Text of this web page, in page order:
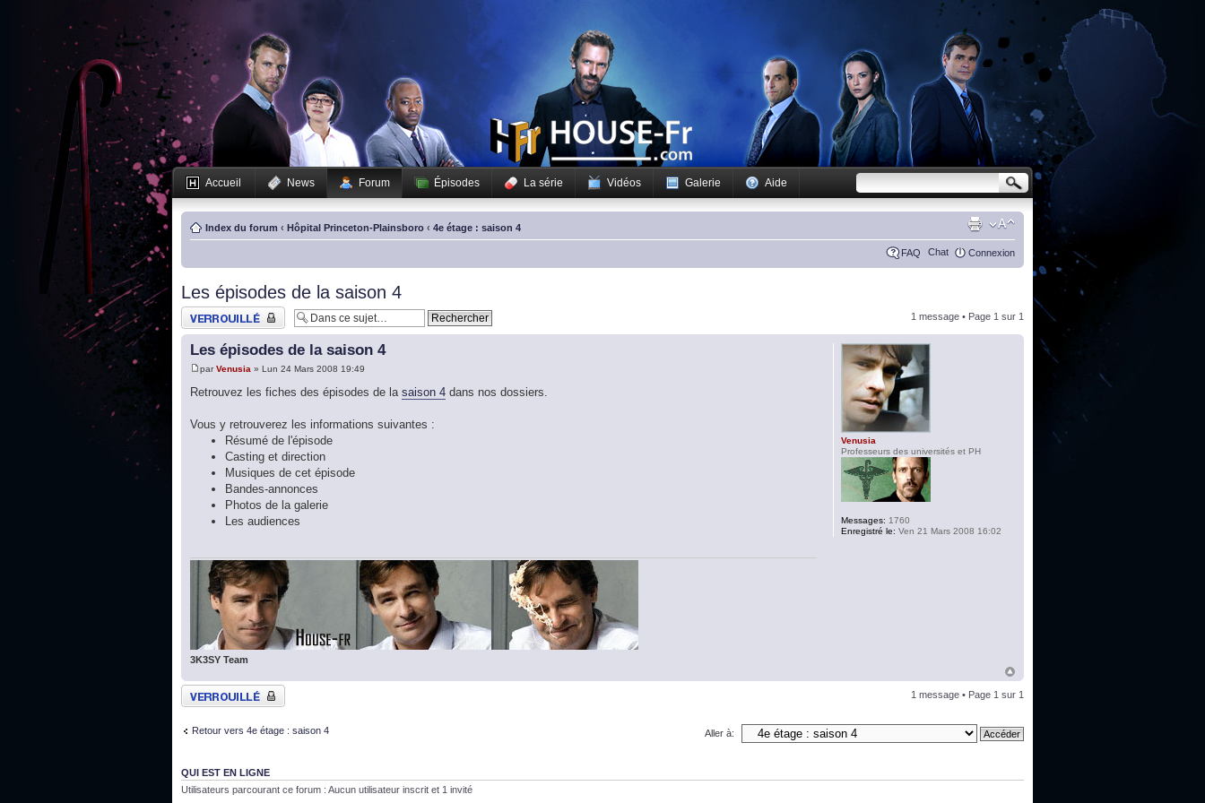
Accueil News Forum Épisodes La série Vidéos Galerie Aide
Index du forum ‹ Hôpital Princeton-Plainsboro ‹ 4e étage : saison 4
FAQ Chat Connexion
Les épisodes de la saison 4
Sujet verrouillé 1 message • Page 1 sur 1
Les épisodes de la saison 4
parVenusia » Lun 24 Mars 2008 19:49
Retrouvez les fiches des épisodes de la saison 4 dans nos dossiers.
Vous y retrouverez les informations suivantes :
Résumé de l'épisode
Casting et direction
Musiques de cet épisode
Bandes-annonces
Photos de la galerie
Les audiences
3K3SY Team
Venusia
Professeurs des universités et PH
Messages: 1760
Enregistré le: Ven 21 Mars 2008 16:02
Sujet verrouillé 1 message • Page 1 sur 1
Retour vers 4e étage : saison 4 Aller à:
QUI EST EN LIGNE
Utilisateurs parcourant ce forum : Aucun utilisateur inscrit et 1 invité